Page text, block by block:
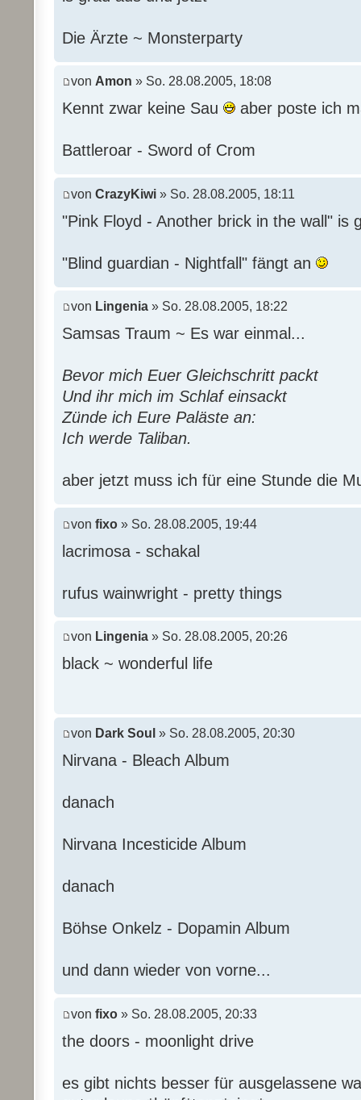
Die Ärzte ~ Monsterparty
von Amon » So. 28.08.2005, 18:08
Kennt zwar keine Sau aber poste ich
Battleroar - Sword of Crom
von CrazyKiwi » So. 28.08.2005, 18:11
"Pink Floyd - Another brick in the wall" is
"Blind guardian - Nightfall" fängt an
von Lingenia » So. 28.08.2005, 18:22
Samsas Traum ~ Es war einmal...
Bevor mich Euer Gleichschritt packt
Und ihr mich im Schlaf einsackt
Zünde ich Eure Paläste an:
Ich werde Taliban.
aber jetzt muss ich für eine Stunde die
von fixo » So. 28.08.2005, 19:44
lacrimosa - schakal
rufus wainwright - pretty things
von Lingenia » So. 28.08.2005, 20:26
black ~ wonderful life
von Dark Soul » So. 28.08.2005, 20:30
Nirvana - Bleach Album
danach
Nirvana Incesticide Album
danach
Böhse Onkelz - Dopamin Album
und dann wieder von vorne...
von fixo » So. 28.08.2005, 20:33
the doors - moonlight drive
es gibt nichts besser für ausgelassene